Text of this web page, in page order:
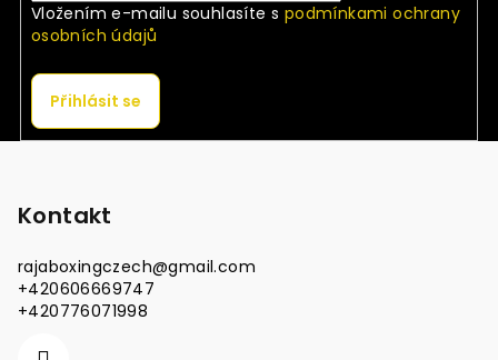
Vložením e-mailu souhlasíte s podmínkami ochrany
osobních údajů
Přihlásit se
Kontakt
rajaboxingczech@gmail.com
+420606669747
+420776071998